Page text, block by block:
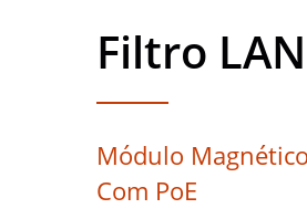
Filtro
Módulo
Com PoE